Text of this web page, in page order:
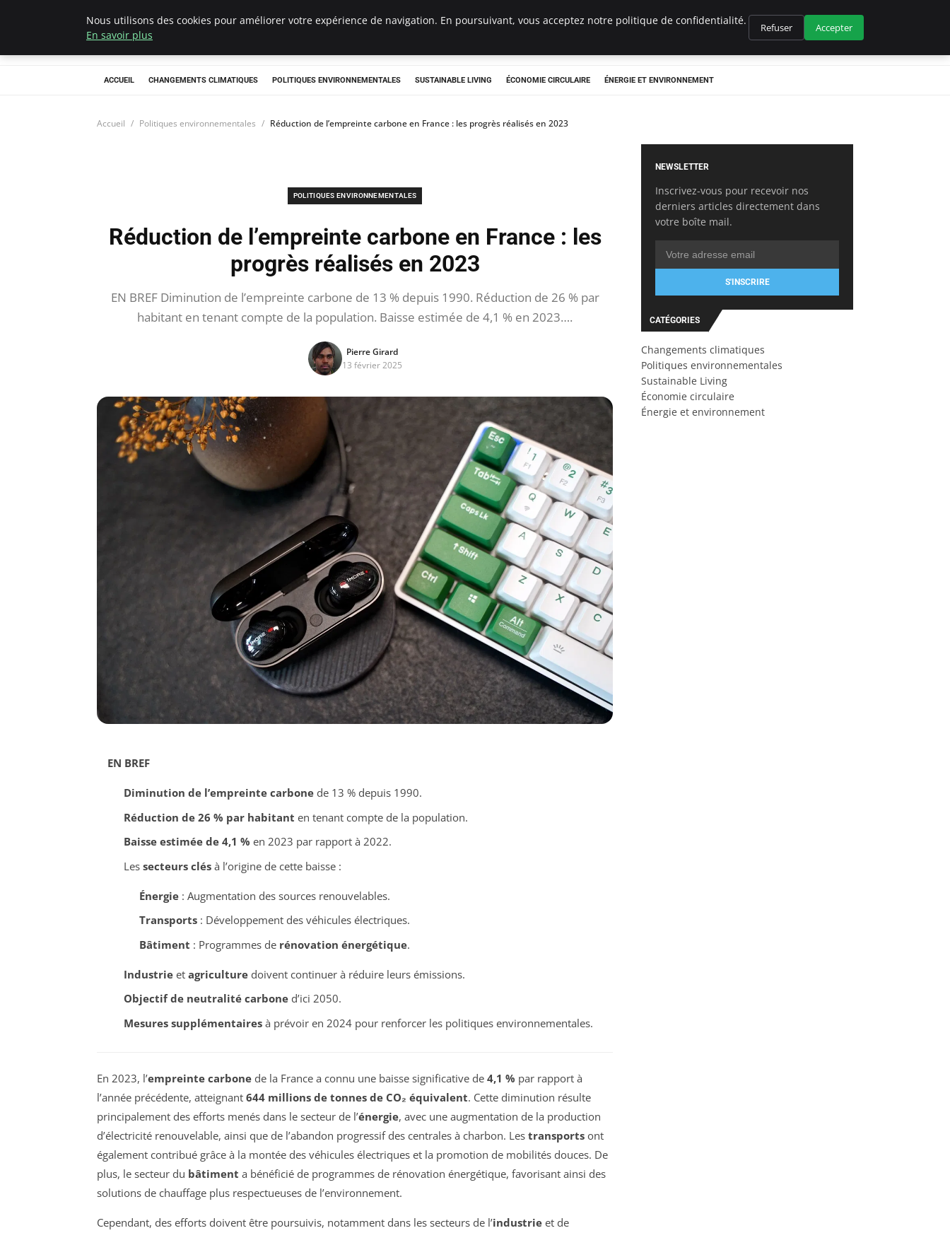
Climategatecountryclub.com
ACCUEIL CHANGEMENTS CLIMATIQUES POLITIQUES ENVIRONNEMENTALES SUSTAINABLE LIVING ÉCONOMIE CIRCULAIRE ÉNERGIE ET ENVIRONNEMENT
Accueil Politiques environnementales Réduction de l’empreinte carbone en France : les progrès réalisés en 2023
POLITIQUES ENVIRONNEMENTALES
Réduction de l’empreinte carbone en France : les
progrès réalisés en 2023
EN BREF Diminution de l’empreinte carbone de 13 % depuis 1990. Réduction de 26 % par
habitant en tenant compte de la population. Baisse estimée de 4,1 % en 2023….
Pierre Girard
13 février 2025
EN BREF
Diminution de l’empreinte carbonede 13 % depuis 1990.
Réduction de 26 % par habitant en tenant compte de la population.
Baisse estimée de 4,1 % en 2023 par rapport à 2022.
Les secteurs clésà l’origine de cette baisse :
Énergie : Augmentation des sources renouvelables.
Transports : Développement des véhicules électriques.
Bâtiment : Programmes de rénovation énergétique.
Industrieet agriculturedoivent continuer à réduire leurs émissions.
Objectif de neutralité carboned’ici 2050.
Mesures supplémentairesà prévoir en 2024 pour renforcer les politiques environnementales.
En 2023, l’empreinte carbone de la France a connu une baisse significative de 4,1 % par rapport à
l’année précédente, atteignant 644 millions de tonnes de CO₂ équivalent. Cette diminution résulte
principalement des efforts menés dans le secteur de l’énergie, avec une augmentation de la production
d’électricité renouvelable, ainsi que de l’abandon progressif des centrales à charbon. Les transports ont
également contribué grâce à la montée des véhicules électriques et la promotion de mobilités douces. De
plus, le secteur du bâtiment a bénéficié de programmes de rénovation énergétique, favorisant ainsi des
solutions de chauffage plus respectueuses de l’environnement.
Cependant, des efforts doivent être poursuivis, notamment dans les secteurs de l’industrie et de
NEWSLETTER
Inscrivez-vous pour recevoir nos
derniers articles directement dans
votre boîte mail.
S'INSCRIRE
CATÉGORIES
Changements climatiques
Politiques environnementales
Sustainable Living
Économie circulaire
Énergie et environnement
Nous utilisons des cookies pour améliorer votre expérience de navigation. En poursuivant, vous acceptez notre politique de confidentialité.
En savoir plus
Refuser Accepter